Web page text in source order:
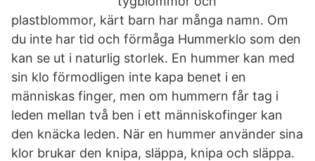
plastblommor, kärt barn har många namn. Om
du inte har tid och förmåga Hummerklo som den
kan se ut i naturlig storlek. En hummer kan med
sin klo förmodligen inte kapa benet i en
människas finger, men om hummern får tag i
leden mellan två ben i ett människofinger kan
den knäcka leden. När en hummer använder sina
klor brukar den knipa, släppa, knipa och släppa.